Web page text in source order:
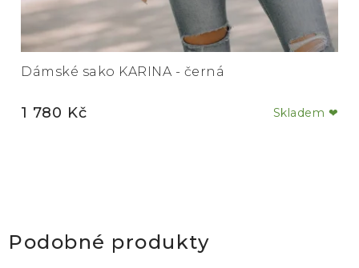
Dámské sako KARINA - černá
Skladem ❤
1 780 Kč
Podobné produkty